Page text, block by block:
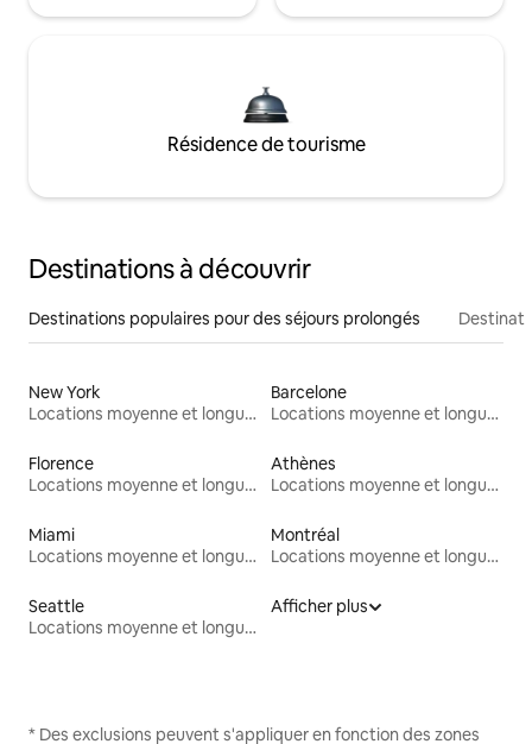
Résidence de tourisme
Destinations à découvrir
Destinations populaires pour des séjours prolongés
New York
Locations moyenne et longue durée
Barcelone
Locations moyenne et longue durée
Florence
Locations moyenne et longue durée
Athènes
Locations moyenne et longue durée
Miami
Locations moyenne et longue durée
Montréal
Locations moyenne et longue durée
Seattle
Locations moyenne et longue durée
Afficher plus
* Des exclusions peuvent s'appliquer en fonction des zones